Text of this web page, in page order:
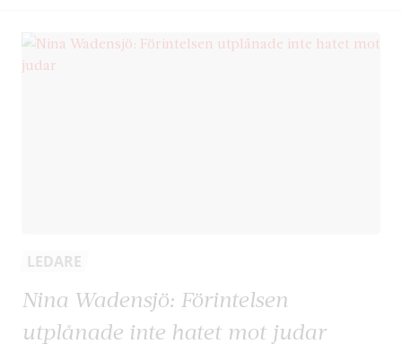
LEDARE
Nina Wadensjö: Förintelsen
utplånade inte hatet mot judar